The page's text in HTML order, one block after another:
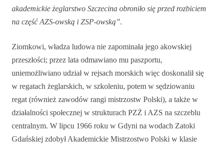
akademickie żeglarstwo Szczecina obroniło się przed rozbiciem
na część AZS-owską i ZSP-owską”.
Ziomkowi, władza ludowa nie zapominała jego akowskiej
przeszłości; przez lata odmawiano mu paszportu,
uniemożliwiano udział w rejsach morskich więc doskonalił się
w regatach żeglarskich, w szkoleniu, potem w sędziowaniu
regat (również zawodów rangi mistrzostw Polski), a także w
działalności społecznej w strukturach PZŻ i AZS na szczeblu
centralnym. W lipcu 1966 roku w Gdyni na wodach Zatoki
Gdańskiej zdobył Akademickie Mistrzostwo Polski w klasie